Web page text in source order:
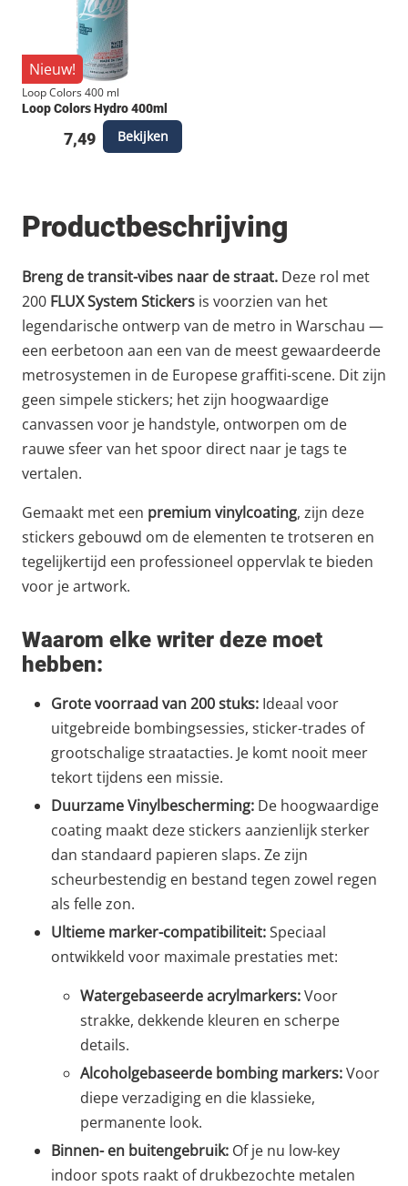
Nieuw!
Loop Colors 400 ml
Loop Colors Hydro 400ml
7,49 Bekijken
Productbeschrijving
Breng de transit-vibes naar de straat. Deze rol met
200 FLUX System Stickers is voorzien van het
legendarische ontwerp van de metro in Warschau —
een eerbetoon aan een van de meest gewaardeerde
metrosystemen in de Europese graffiti-scene. Dit zijn
geen simpele stickers; het zijn hoogwaardige
canvassen voor je handstyle, ontworpen om de
rauwe sfeer van het spoor direct naar je tags te
vertalen.
Gemaakt met een premium vinylcoating, zijn deze
stickers gebouwd om de elementen te trotseren en
tegelijkertijd een professioneel oppervlak te bieden
voor je artwork.
Waarom elke writer deze moet
hebben:
Grote voorraad van 200 stuks: Ideaal voor
uitgebreide bombingsessies, sticker-trades of
grootschalige straatacties. Je komt nooit meer
tekort tijdens een missie.
Duurzame Vinylbescherming: De hoogwaardige
coating maakt deze stickers aanzienlijk sterker
dan standaard papieren slaps. Ze zijn
scheurbestendig en bestand tegen zowel regen
als felle zon.
Ultieme marker-compatibiliteit:Speciaal
ontwikkeld voor maximale prestaties met:
Watergebaseerde acrylmarkers:Voor
strakke, dekkende kleuren en scherpe
details.
Alcoholgebaseerde bombing markers:Voor
diepe verzadiging en die klassieke,
permanente look.
Binnen- en buitengebruik: Of je nu low-key
indoor spots raakt of drukbezochte metalen